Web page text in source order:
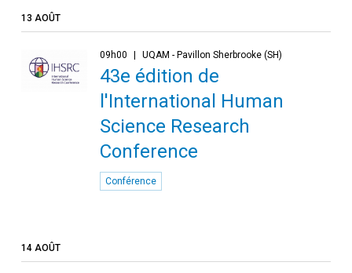
13 AOÛT
09h00 UQAM - Pavillon Sherbrooke (SH)
43e édition de
l'International Human
Science Research
Conference
Conférence
14 AOÛT